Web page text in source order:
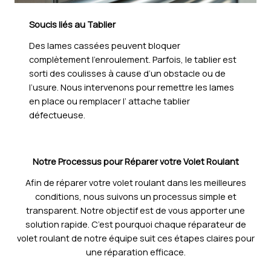
Soucis liés au Tablier
Des lames cassées peuvent bloquer
complètement l’enroulement. Parfois, le tablier est
sorti des coulisses à cause d’un obstacle ou de
l’usure. Nous intervenons pour remettre les lames
en place ou remplacer l’ attache tablier
défectueuse.
Notre Processus pour Réparer votre Volet Roulant
Afin de réparer votre volet roulant dans les meilleures
conditions, nous suivons un processus simple et
transparent. Notre objectif est de vous apporter une
solution rapide. C’est pourquoi chaque réparateur de
volet roulant de notre équipe suit ces étapes claires pour
une réparation efficace.